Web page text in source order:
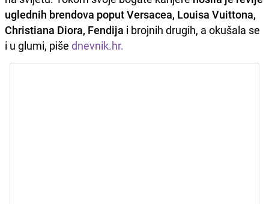
uglednih brendova poput Versacea, Louisa Vuittona,
Christiana Diora, Fendija i brojnih drugih, a okušala se
i u glumi, piše dnevnik.hr.